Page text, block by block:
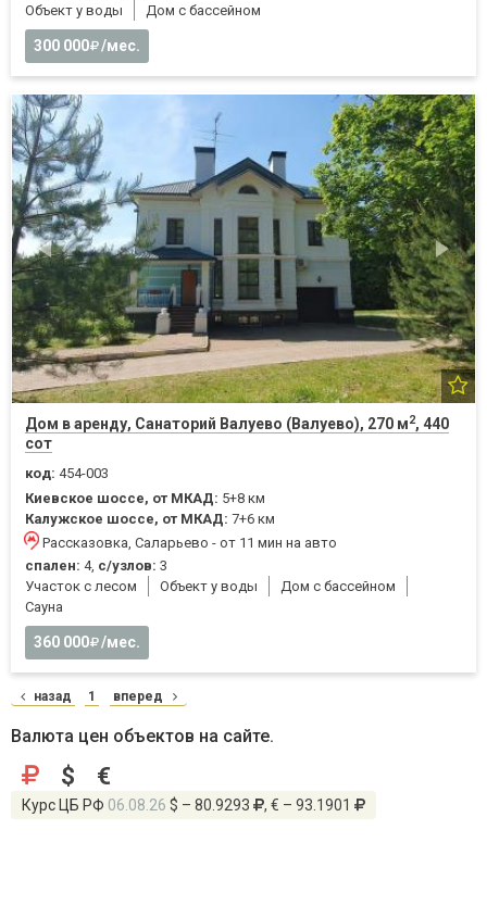
Объект у воды
Дом с бассейном
300 000 /мес.
Дом в аренду, Санаторий Валуево (Валуево), 270 м2, 440
сот
код: 454-003
Киевское шоссе, от МКАД: 5+8 км
Калужское шоссе, от МКАД: 7+6 км
Рассказовка, Саларьево - от 11 мин на авто
спален: 4, с/узлов: 3
Участок с лесом
Объект у воды
Дом с бассейном
Cауна
360 000 /мес.
назад 1 вперед
Валюта цен объектов на сайте.
$ €
Курс ЦБ РФ 06.08.26 $ – 80.9293 , € – 93.1901